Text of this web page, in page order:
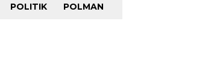
POLITIK POLMAN